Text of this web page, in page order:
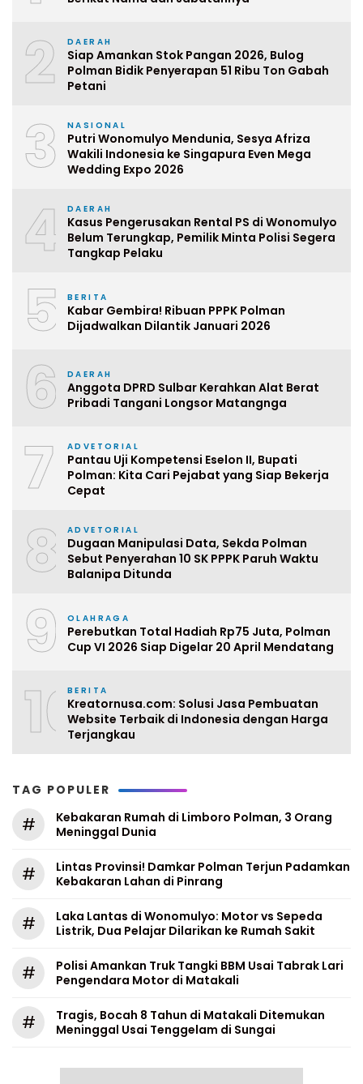
2 DAERAH
Siap Amankan Stok Pangan 2026, Bulog
Polman Bidik Penyerapan 51 Ribu Ton Gabah
Petani
3 NASIONAL
Putri Wonomulyo Mendunia, Sesya Afriza
Wakili Indonesia ke Singapura Even Mega
Wedding Expo 2026
4 DAERAH
Kasus Pengerusakan Rental PS di Wonomulyo
Belum Terungkap, Pemilik Minta Polisi Segera
Tangkap Pelaku
5 BERITA
Kabar Gembira! Ribuan PPPK Polman
Dijadwalkan Dilantik Januari 2026
6 DAERAH
Anggota DPRD Sulbar Kerahkan Alat Berat
Pribadi Tangani Longsor Matangnga
7 ADVETORIAL
Pantau Uji Kompetensi Eselon II, Bupati
Polman: Kita Cari Pejabat yang Siap Bekerja
Cepat
8 ADVETORIAL
Dugaan Manipulasi Data, Sekda Polman
Sebut Penyerahan 10 SK PPPK Paruh Waktu
Balanipa Ditunda
9 OLAHRAGA
Perebutkan Total Hadiah Rp75 Juta, Polman
Cup VI 2026 Siap Digelar 20 April Mendatang
10BERITA
Kreatornusa.com: Solusi Jasa Pembuatan
Website Terbaik di Indonesia dengan Harga
Terjangkau
TAG POPULER
#
Kebakaran Rumah di Limboro Polman, 3 Orang
Meninggal Dunia
#
Lintas Provinsi! Damkar Polman Terjun Padamkan
Kebakaran Lahan di Pinrang
#
Laka Lantas di Wonomulyo: Motor vs Sepeda
Listrik, Dua Pelajar Dilarikan ke Rumah Sakit
#
Polisi Amankan Truk Tangki BBM Usai Tabrak Lari
Pengendara Motor di Matakali
#
Tragis, Bocah 8 Tahun di Matakali Ditemukan
Meninggal Usai Tenggelam di Sungai